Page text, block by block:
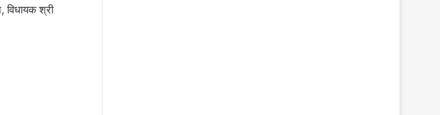
श्री